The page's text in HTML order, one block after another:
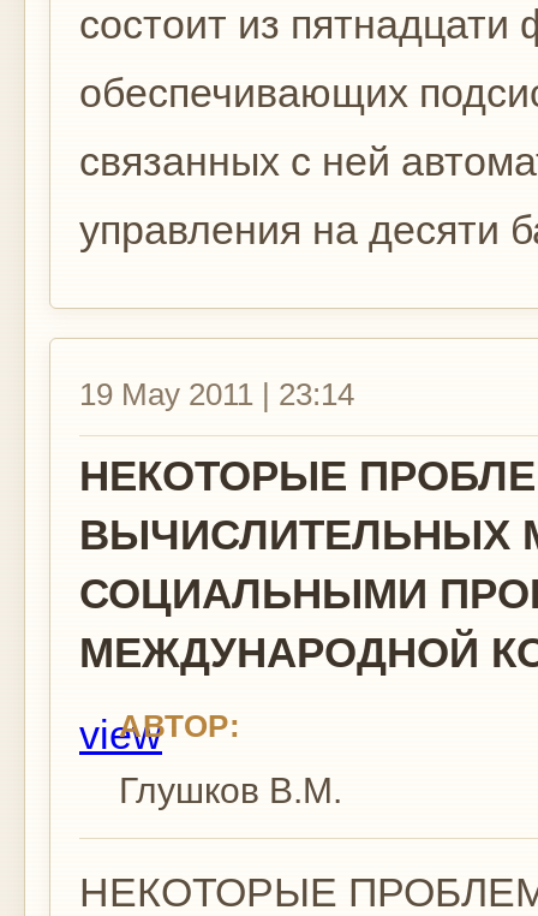
состоит из
обеспечивающих
связанных с ней
управления на десяти
19 May 2011 | 23:14
НЕКОТОРЫЕ
ВЫЧИСЛИТЕЛЬНЫХ
СОЦИАЛЬНЫМИ
МЕЖДУНАРОДНОЙ
АВТОР:
Глушков В.М.
НЕКОТОРЫЕ
view